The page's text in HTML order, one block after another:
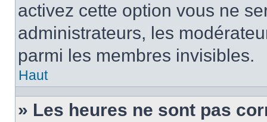
activez cette option vous ne
administrateurs, les
parmi les membres invisibles.
Haut
» Les heures ne sont pas